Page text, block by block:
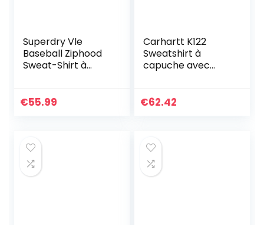
Superdry Vle
Baseball Ziphood
Sweat-Shirt à
€55.99
Carhartt K122
Sweatshirt à
capuche avec
marine
€62.42